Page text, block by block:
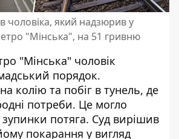
чоловіка, який надзюрив у
"Мінська", на 51 гривню
"Мінська" чоловік
порядок.
колію та побіг в тунель, де
потреби. Це могло
потяга. Суд вирішив
покарання у вигляд